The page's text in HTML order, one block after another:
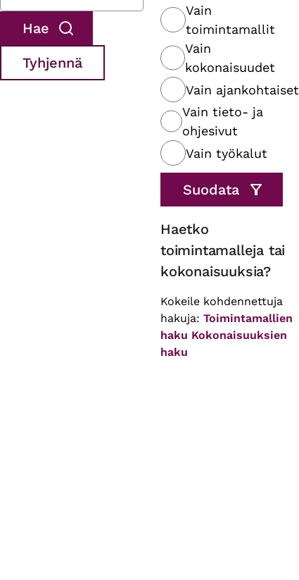
Vain
toimintamallit
Vain
kokonaisuudet
Vain ajankohtaiset
Vain tieto- ja
ohjesivut
Vain työkalut
Haetko
toimintamalleja tai
kokonaisuuksia?
Kokeile kohdennettuja
hakuja: Toimintamallien
haku Kokonaisuuksien
haku